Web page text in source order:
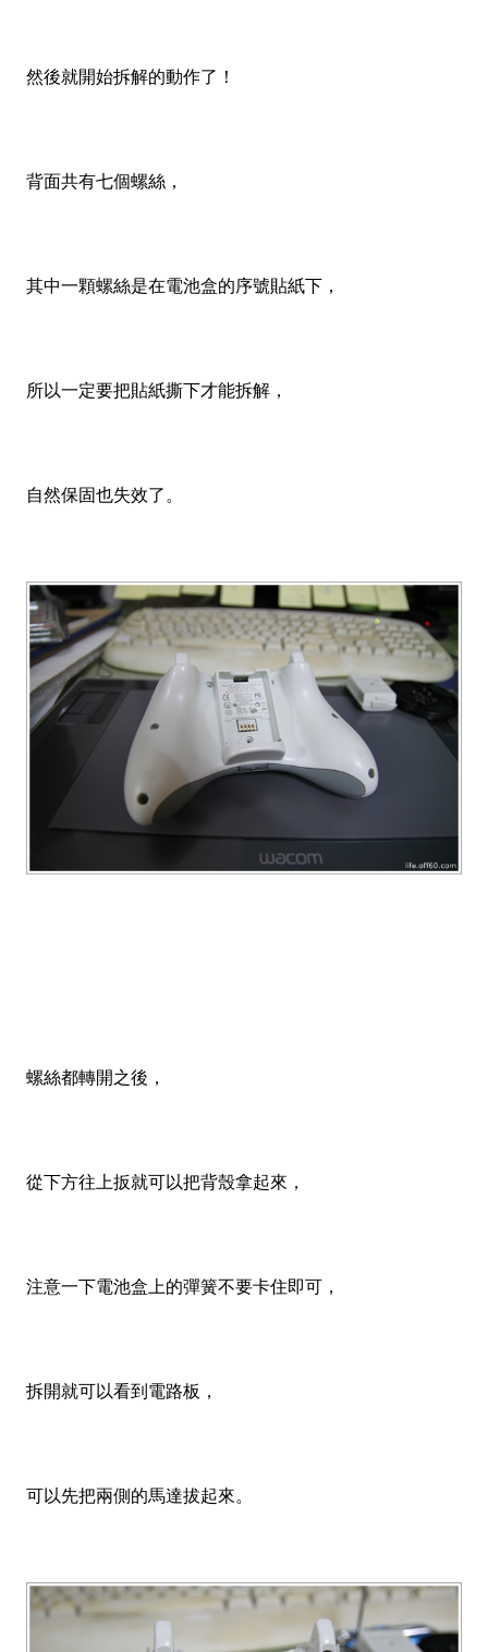
然後就開始拆解的動作了！
背面共有七個螺絲，
其中一顆螺絲是在電池盒的序號貼紙下，
所以一定要把貼紙撕下才能拆解，
自然保固也失效了。
螺絲都轉開之後，
從下方往上扳就可以把背殼拿起來，
注意一下電池盒上的彈簧不要卡住即可，
拆開就可以看到電路板，
可以先把兩側的馬達拔起來。